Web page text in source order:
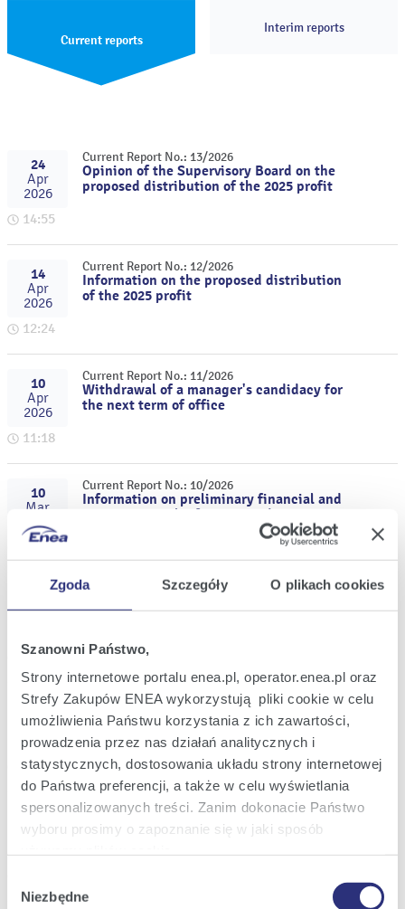
Zgoda Szczegóły O plikach cookies
Szanowni Państwo,
Strony internetowe portalu enea.pl, operator.enea.pl oraz
Strefy Zakupów ENEA wykorzystują pliki cookie w celu
umożliwienia Państwu korzystania z ich zawartości,
prowadzenia przez nas działań analitycznych i
statystycznych, dostosowania układu strony internetowej
do Państwa preferencji, a także w celu wyświetlania
spersonalizowanych treści. Zanim dokonacie Państwo
wyboru prosimy o zapoznanie się w jaki sposób
Szczegółowe informacje na ten temat znajdziecie
zgody
Niezbędne
Current reports
Interim reports
24
Apr
2026
14:55
Current Report No.: 13/2026
Opinion of the Supervisory Board on the
proposed distribution of the 2025 profit
14
Apr
2026
12:24
Current Report No.: 12/2026
Information on the proposed distribution
of the 2025 profit
10
Apr
2026
11:18
Current Report No.: 11/2026
Withdrawal of a manager's candidacy for
the next term of office
10
Mar
2026
17:30
Current Report No.: 10/2026
Information on preliminary financial and
operating results for 2025 and Q4 2025
Mar
14:02
Current Report No.: 9/2026
Issuance of an administrative decision by
Difference Fund
Feb
2026
16:46
Current Report No.: 8/2026
Information on the intention to include
non-recurring operations of an accounting
nature in the financial statements for 2025
05
Feb
2026
Current Report No.: 7/2026
Initiation of administrative proceedings
Difference Fund